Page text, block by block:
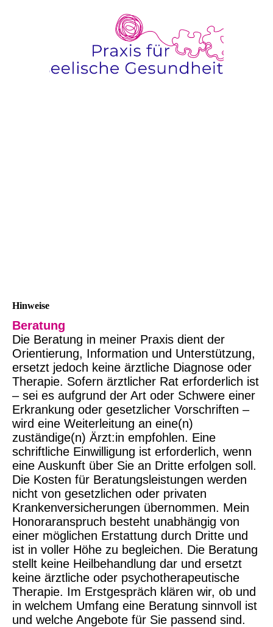
Hinweise
Beratung
Die Beratung in meiner Praxis dient der
Orientierung, Information und Unterstützung,
ersetzt jedoch keine ärztliche Diagnose oder
Therapie. Sofern ärztlicher Rat erforderlich ist
– sei es aufgrund der Art oder Schwere einer
Erkrankung oder gesetzlicher Vorschriften –
wird eine Weiterleitung an eine(n)
zuständige(n) Ärzt:in empfohlen. Eine
schriftliche Einwilligung ist erforderlich, wenn
eine Auskunft über Sie an Dritte erfolgen soll.
Die Kosten für Beratungsleistungen werden
nicht von gesetzlichen oder privaten
Krankenversicherungen übernommen. Mein
Honoraranspruch besteht unabhängig von
einer möglichen Erstattung durch Dritte und
ist in voller Höhe zu begleichen. Die Beratung
stellt keine Heilbehandlung dar und ersetzt
keine ärztliche oder psychotherapeutische
Therapie. Im Erstgespräch klären wir, ob und
in welchem Umfang eine Beratung sinnvoll ist
und welche Angebote für Sie passend sind.